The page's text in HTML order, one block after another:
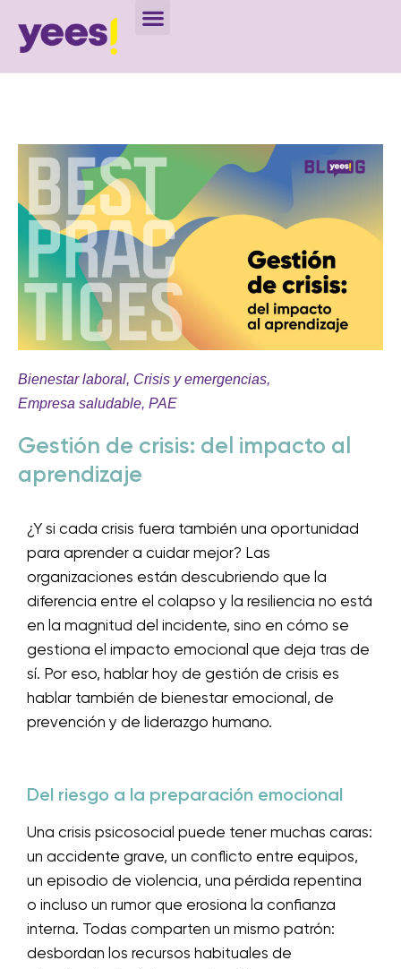
Bienestar laboral, Crisis y emergencias,
Empresa saludable, PAE
Gestión de crisis: del impacto al
aprendizaje
¿Y si cada crisis fuera también una oportunidad
para aprender a cuidar mejor? Las
organizaciones están descubriendo que la
diferencia entre el colapso y la resiliencia no está
en la magnitud del incidente, sino en cómo se
gestiona el impacto emocional que deja tras de
sí. Por eso, hablar hoy de gestión de crisis es
hablar también de bienestar emocional, de
prevención y de liderazgo humano.
Del riesgo a la preparación emocional
Una crisis psicosocial puede tener muchas caras:
un accidente grave, un conflicto entre equipos,
un episodio de violencia, una pérdida repentina
o incluso un rumor que erosiona la confianza
interna. Todas comparten un mismo patrón:
desbordan los recursos habituales de